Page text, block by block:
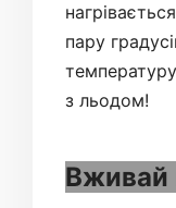
пару
з льодом!
Вживай